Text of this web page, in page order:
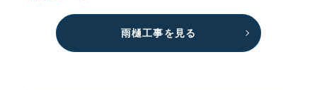
雨樋工事を見る